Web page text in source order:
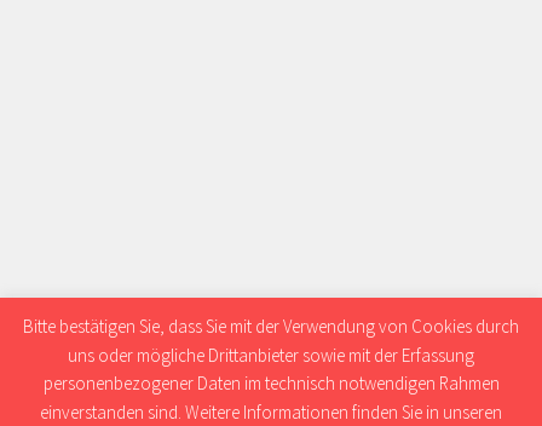
Bitte bestätigen Sie, dass Sie mit der Verwendung von Cookies durch
uns oder mögliche Drittanbieter sowie mit der Erfassung
personenbezogener Daten im technisch notwendigen Rahmen
einverstanden sind. Weitere Informationen finden Sie in unseren